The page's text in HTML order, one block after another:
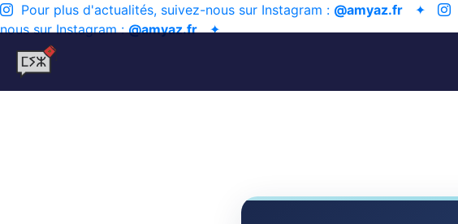
Pour plus d'actualités, suivez-nous sur Instagram : @amyaz.fr ✦
nous sur Instagram :@amyaz.fr✦